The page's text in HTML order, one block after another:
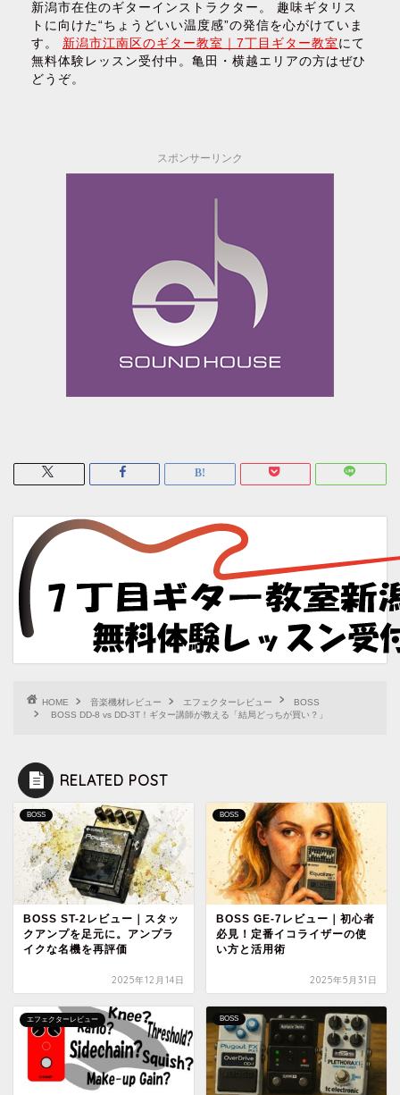
新潟市在住のギターインストラクター。 趣味ギタリス
トに向けた“ちょうどいい温度感”の発信を心がけていま
す。 新潟市江南区のギター教室｜7丁目ギター教室 にて
無料体験レッスン受付中。亀田・横越エリアの方はぜひ
どうぞ。
スポンサーリンク
HOME 音楽機材レビュー エフェクターレビュー
BOSS
BOSS DD-8 vs DD-3T！ギター講師が教える「結局どっちが買い？」
RELATED POST
BOSS
BOSS ST-2レビュー｜スタッ
クアンプを足元に。アンプラ
イクな名機を再評価
2025年12月14日
BOSS
BOSS GE-7レビュー｜初心者
必見！定番イコライザーの使
い方と活用術
2025年5月31日
エフェクターレビュー BOSS